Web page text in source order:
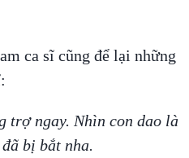
ca sĩ cũng để lại những
trợ ngay. Nhìn con dao là
bị bắt nha.